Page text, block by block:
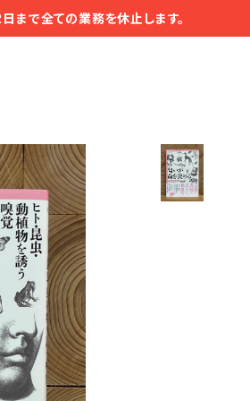
まで全ての業務を休止します。